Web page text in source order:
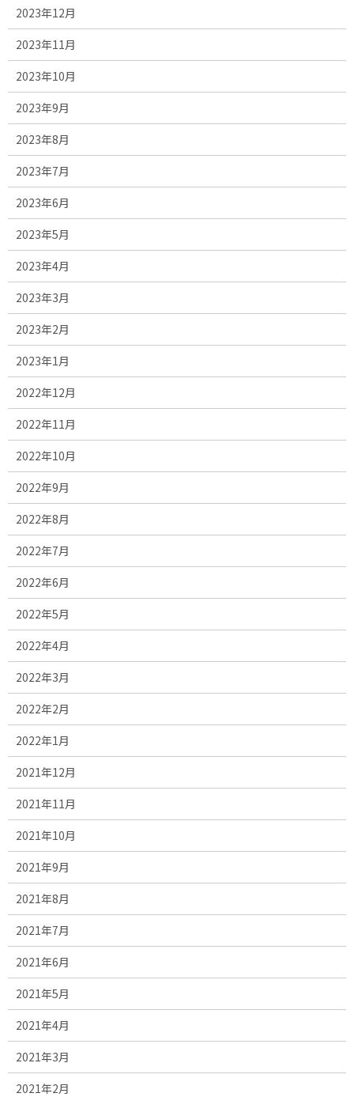
2023年12月
2023年11月
2023年10月
2023年9月
2023年8月
2023年7月
2023年6月
2023年5月
2023年4月
2023年3月
2023年2月
2023年1月
2022年12月
2022年11月
2022年10月
2022年9月
2022年8月
2022年7月
2022年6月
2022年5月
2022年4月
2022年3月
2022年2月
2022年1月
2021年12月
2021年11月
2021年10月
2021年9月
2021年8月
2021年7月
2021年6月
2021年5月
2021年4月
2021年3月
2021年2月